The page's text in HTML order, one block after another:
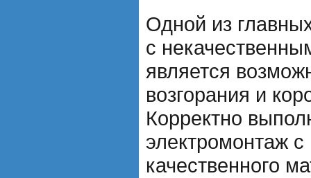
Одной из
с
является
возгорания и
Корректно
электромонтаж
качественного